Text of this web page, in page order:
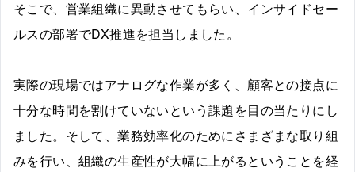
そこで、営業組織に異動させてもらい、インサイドセー
ルスの部署でDX推進を担当しました。
実際の現場ではアナログな作業が多く、顧客との接点に
十分な時間を割けていないという課題を目の当たりにし
ました。そして、業務効率化のためにさまざまな取り組
みを行い、組織の生産性が大幅に上がるということを経